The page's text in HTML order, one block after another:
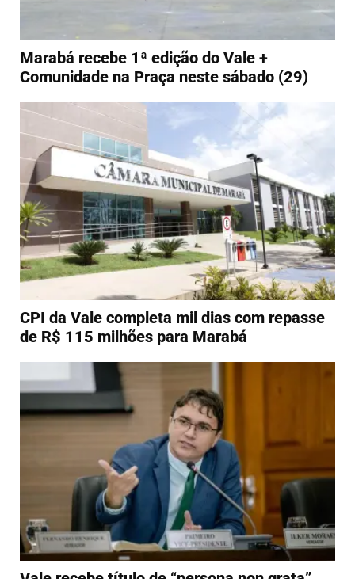
Marabá recebe 1ª edição do Vale +
Comunidade na Praça neste sábado (29)
CPI da Vale completa mil dias com repasse
de R$ 115 milhões para Marabá